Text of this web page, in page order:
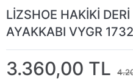
LİZSHOE HAKİKİ
AYAKKABI VYGR
3.360,00 TL